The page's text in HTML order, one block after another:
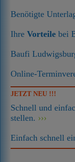
Benötigte
IhreVorteile bei
Baufi
Online-
JETZT NEU !!!
Schnell und
stellen.
Einfach schnell